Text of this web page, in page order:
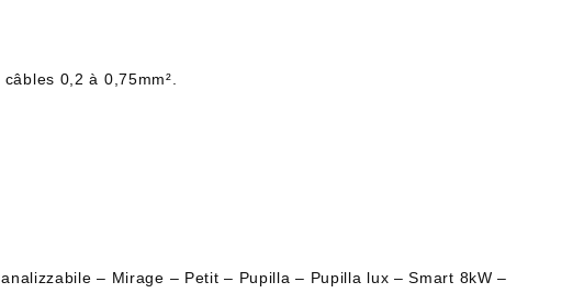
0,2 à 0,75mm².
– Mirage – Petit – Pupilla – Pupilla lux – Smart 8kW –